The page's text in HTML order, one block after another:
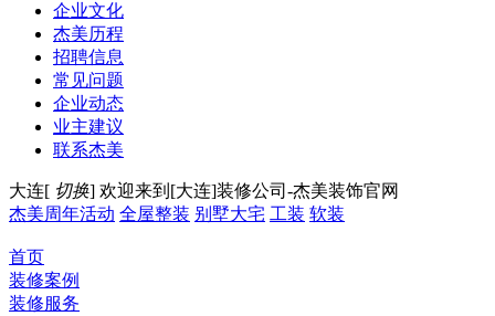
企业文化
杰美历程
招聘信息
常见问题
企业动态
业主建议
联系杰美
大连[ 切换] 欢迎来到[大连]装修公司-杰美装饰官网
杰美周年活动 全屋整装 别墅大宅 工装 软装
首页
装修案例
装修服务